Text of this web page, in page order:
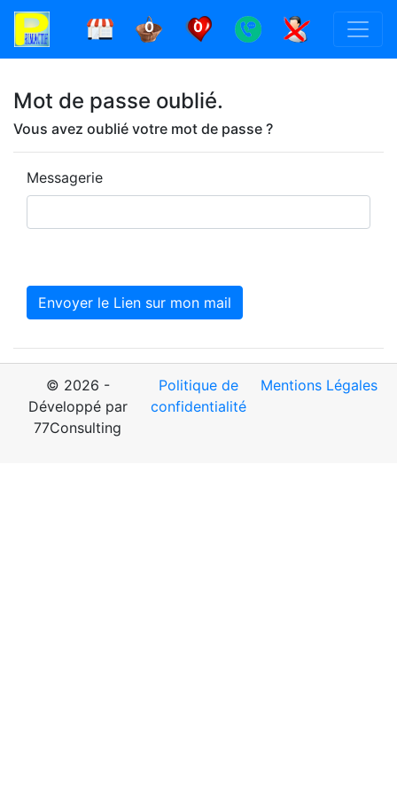
0 0
Mot de passe oublié.
Vous avez oublié votre mot de passe ?
Messagerie
© 2026 -
Développé par
77Consulting
Politique de
confidentialité
Mentions Légales